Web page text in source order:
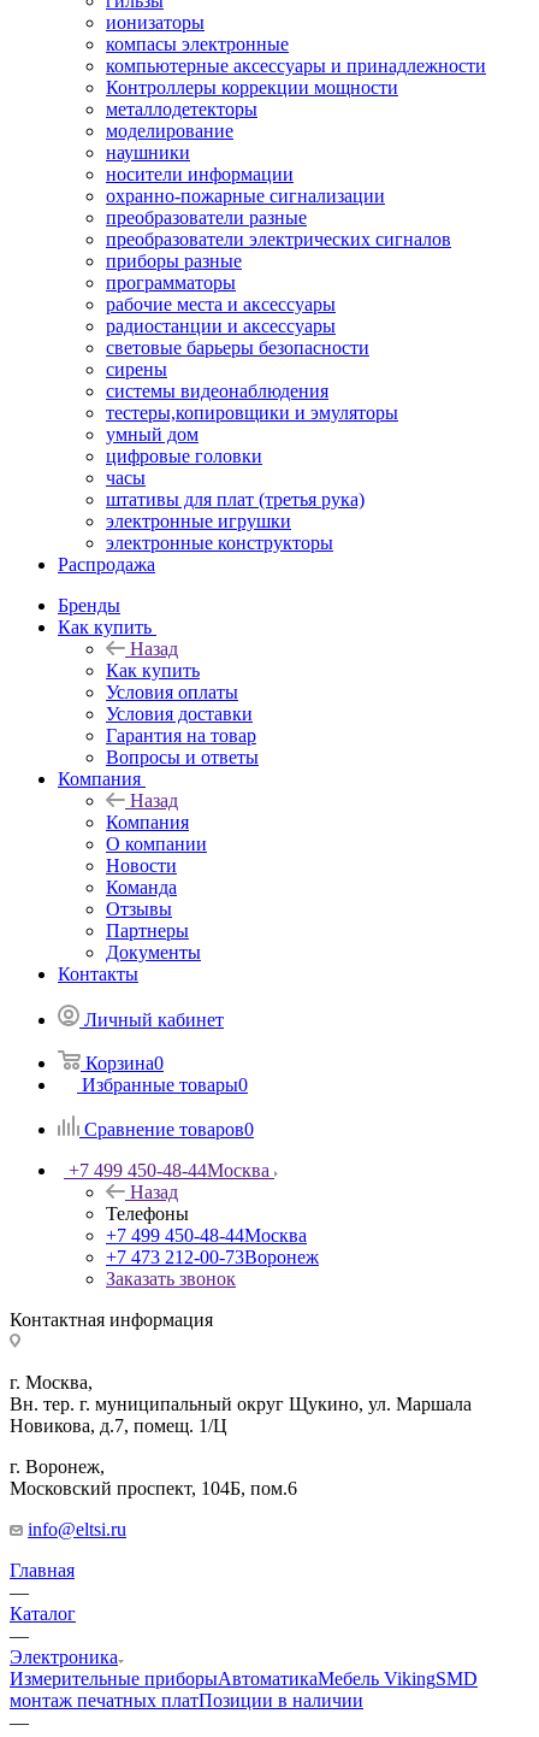
ионизаторы
компасы электронные
компьютерные аксессуары и принадлежности
Контроллеры коррекции мощности
металлодетекторы
моделирование
наушники
носители информации
охранно-пожарные сигнализации
преобразователи разные
преобразователи электрических сигналов
приборы разные
программаторы
рабочие места и аксессуары
радиостанции и аксессуары
световые барьеры безопасности
сирены
системы видеонаблюдения
тестеры,копировщики и эмуляторы
умный дом
цифровые головки
часы
штативы для плат (третья рука)
электронные игрушки
электронные конструкторы
Распродажа
Бренды
Как купить
Назад
Как купить
Условия оплаты
Условия доставки
Гарантия на товар
Вопросы и ответы
Компания
Назад
Компания
О компании
Новости
Команда
Отзывы
Партнеры
Документы
Контакты
Личный кабинет
Корзина0
Избранные товары0
Сравнение товаров0
+7 499 450-48-44Москва
Назад
Телефоны
+7 499 450-48-44Москва
+7 473 212-00-73Воронеж
Заказать звонок
Контактная информация
г. Москва,
Вн. тер. г. муниципальный округ Щукино, ул. Маршала
Новикова, д.7, помещ. 1/Ц
г. Воронеж,
​Московский проспект, 104Б, пом.6
info@eltsi.ru
Главная
—
Каталог
—
Электроника
Измерительные приборыАвтоматикаМебель VikingSMD
монтаж печатных платПозиции в наличии
—